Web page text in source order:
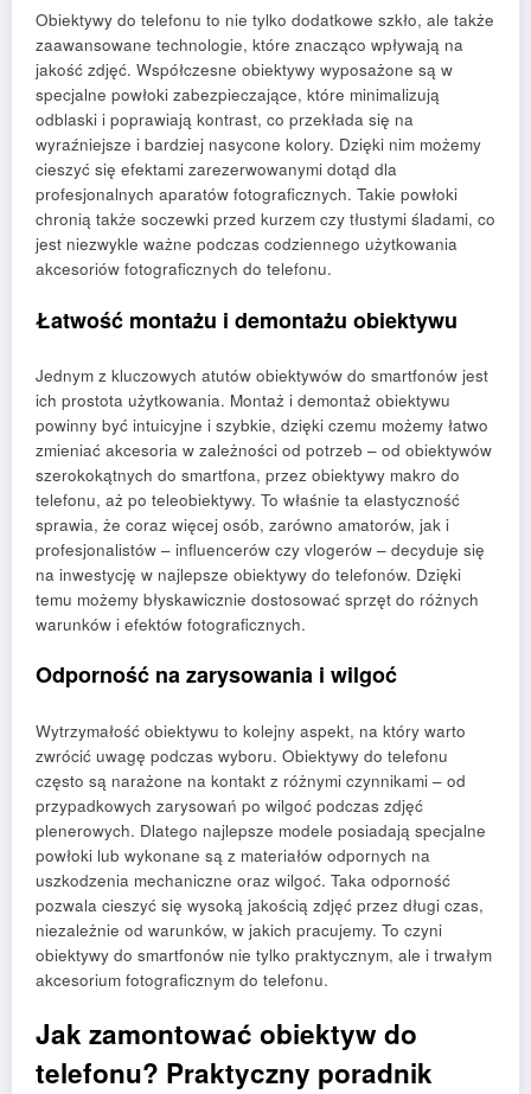
Obiektywy do telefonu to nie tylko dodatkowe szkło, ale także
zaawansowane technologie, które znacząco wpływają na
jakość zdjęć. Współczesne obiektywy wyposażone są w
specjalne powłoki zabezpieczające, które minimalizują
odblaski i poprawiają kontrast, co przekłada się na
wyraźniejsze i bardziej nasycone kolory. Dzięki nim możemy
cieszyć się efektami zarezerwowanymi dotąd dla
profesjonalnych aparatów fotograficznych. Takie powłoki
chronią także soczewki przed kurzem czy tłustymi śladami, co
jest niezwykle ważne podczas codziennego użytkowania
akcesoriów fotograficznych do telefonu.
Łatwość montażu i demontażu obiektywu
Jednym z kluczowych atutów obiektywów do smartfonów jest
ich prostota użytkowania. Montaż i demontaż obiektywu
powinny być intuicyjne i szybkie, dzięki czemu możemy łatwo
zmieniać akcesoria w zależności od potrzeb – od obiektywów
szerokokątnych do smartfona, przez obiektywy makro do
telefonu, aż po teleobiektywy. To właśnie ta elastyczność
sprawia, że coraz więcej osób, zarówno amatorów, jak i
profesjonalistów – influencerów czy vlogerów – decyduje się
na inwestycję w najlepsze obiektywy do telefonów. Dzięki
temu możemy błyskawicznie dostosować sprzęt do różnych
warunków i efektów fotograficznych.
Odporność na zarysowania i wilgoć
Wytrzymałość obiektywu to kolejny aspekt, na który warto
zwrócić uwagę podczas wyboru. Obiektywy do telefonu
często są narażone na kontakt z różnymi czynnikami – od
przypadkowych zarysowań po wilgoć podczas zdjęć
plenerowych. Dlatego najlepsze modele posiadają specjalne
powłoki lub wykonane są z materiałów odpornych na
uszkodzenia mechaniczne oraz wilgoć. Taka odporność
pozwala cieszyć się wysoką jakością zdjęć przez długi czas,
niezależnie od warunków, w jakich pracujemy. To czyni
obiektywy do smartfonów nie tylko praktycznym, ale i trwałym
akcesorium fotograficznym do telefonu.
Jak zamontować obiektyw do
telefonu? Praktyczny poradnik